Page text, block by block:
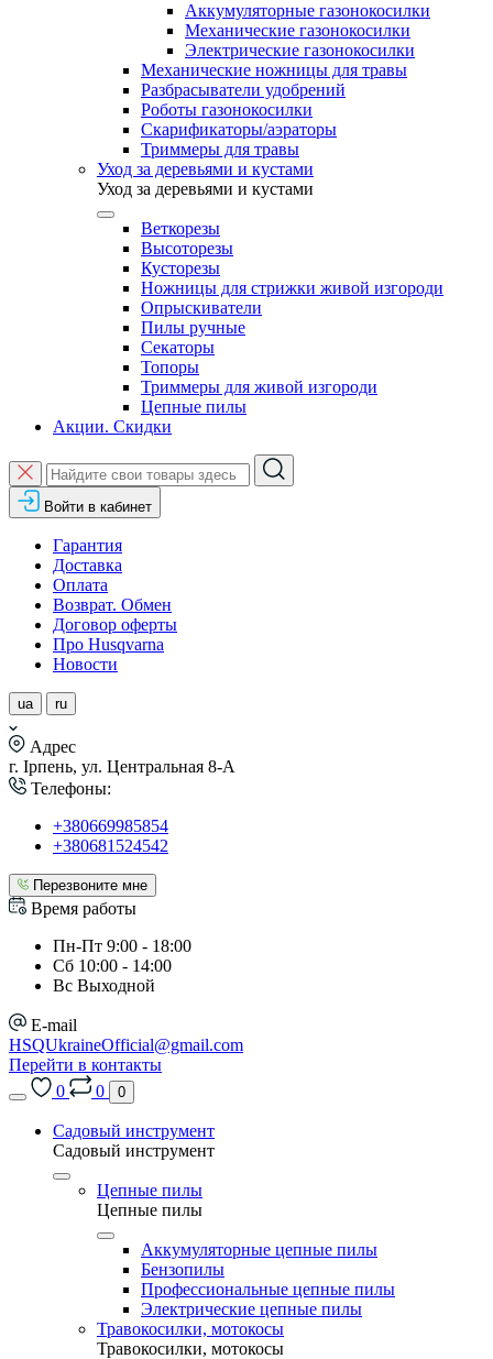
Аккумуляторные газонокосилки
Механические газонокосилки
Электрические газонокосилки
Механические ножницы для травы
Разбрасыватели удобрений
Роботы газонокосилки
Скарификаторы/аэраторы
Триммеры для травы
Уход за деревьями и кустами
Уход за деревьями и кустами
Веткорезы
Высоторезы
Кусторезы
Ножницы для стрижки живой изгороди
Опрыскиватели
Пилы ручные
Секаторы
Топоры
Триммеры для живой изгороди
Цепные пилы
Акции. Скидки
Войти в кабинет
Гарантия
Доставка
Оплата
Возврат. Обмен
Договор оферты
Про Husqvarna
Новости
ua ru
Адрес
г. Ірпень, ул. Центральная 8-А
Телефоны:
+380669985854
+380681524542
Перезвоните мне
Время работы
Пн-Пт 9:00 - 18:00
Сб 10:00 - 14:00
Вс Выходной
E-mail
HSQUkraineOfficial@gmail.com
Перейти в контакты
0
0 0
Садовый инструмент
Садовый инструмент
Цепные пилы
Цепные пилы
Аккумуляторные цепные пилы
Бензопилы
Профессиональные цепные пилы
Электрические цепные пилы
Травокосилки, мотокосы
Травокосилки, мотокосы